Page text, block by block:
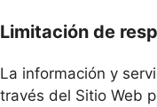
Limitación de
La información y
través del Sitio Web